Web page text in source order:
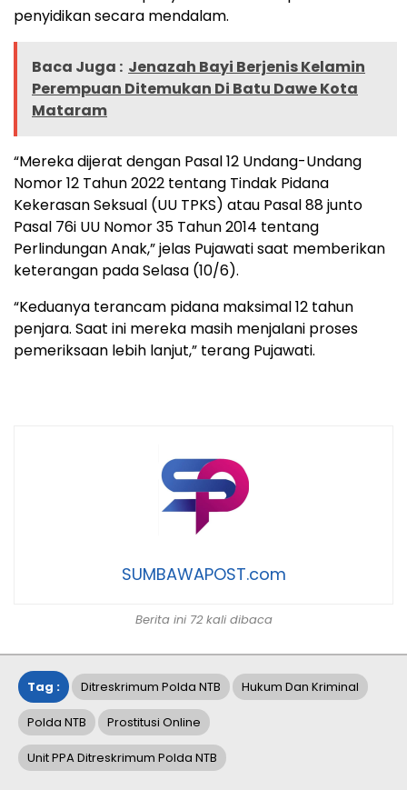
penyidikan secara mendalam.
Baca Juga : Jenazah Bayi Berjenis Kelamin
Perempuan Ditemukan Di Batu Dawe Kota
Mataram
“Mereka dijerat dengan Pasal 12 Undang-Undang
Nomor 12 Tahun 2022 tentang Tindak Pidana
Kekerasan Seksual (UU TPKS) atau Pasal 88 junto
Pasal 76i UU Nomor 35 Tahun 2014 tentang
Perlindungan Anak,” jelas Pujawati saat memberikan
keterangan pada Selasa (10/6).
“Keduanya terancam pidana maksimal 12 tahun
penjara. Saat ini mereka masih menjalani proses
pemeriksaan lebih lanjut,” terang Pujawati.
SUMBAWAPOST.com
Berita ini 72 kali dibaca
Tag : Ditreskrimum Polda NTB Hukum Dan Kriminal
Polda NTB Prostitusi Online
Unit PPA Ditreskrimum Polda NTB